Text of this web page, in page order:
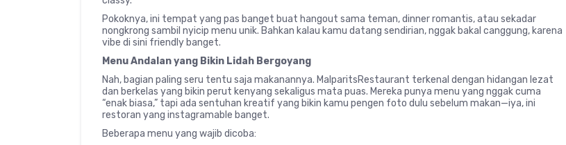
Pokoknya, ini tempat yang pas banget buat hangout sama teman, dinner romantis, atau sekadar
nongkrong sambil nyicip menu unik. Bahkan kalau kamu datang sendirian, nggak bakal canggung, karena
vibe di sini friendly banget.
Menu Andalan yang Bikin Lidah Bergoyang
Nah, bagian paling seru tentu saja makanannya. MalparitsRestaurant terkenal dengan hidangan lezat
dan berkelas yang bikin perut kenyang sekaligus mata puas. Mereka punya menu yang nggak cuma
“enak biasa,” tapi ada sentuhan kreatif yang bikin kamu pengen foto dulu sebelum makan—iya, ini
restoran yang instagramable banget.
Beberapa menu yang wajib dicoba: